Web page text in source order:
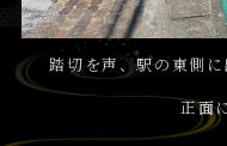
踏切を声、駅の東側
正面